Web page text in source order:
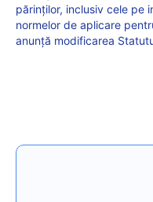
părinților, inclusiv cele pe
normelor de aplicare
anunță modificarea